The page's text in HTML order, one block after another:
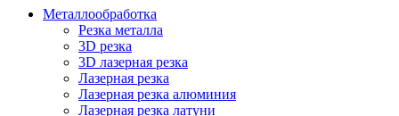
Металлообработка
Резка металла
3D резка
3D лазерная резка
Лазерная резка
Лазерная резка алюминия
Лазерная резка латуни